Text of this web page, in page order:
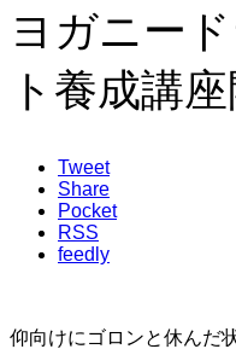
ヨガニー
ト養成講
Tweet
Share
Pocket
RSS
feedly
仰向けにゴロンと休んだ